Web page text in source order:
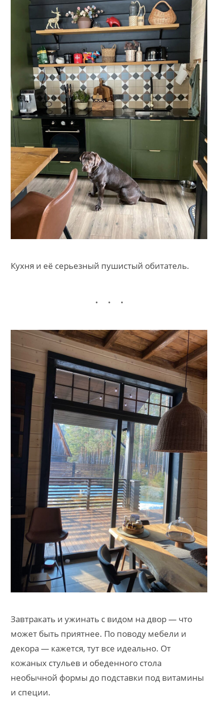
Кухня и её серьезный пушистый обитатель.
Завтракать и ужинать с видом на двор — что
может быть приятнее. По поводу мебели и
декора — кажется, тут все идеально. От
кожаных стульев и обеденного стола
необычной формы до подставки под витамины
и специи.